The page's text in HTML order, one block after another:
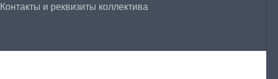
Контакты и реквизиты коллектива